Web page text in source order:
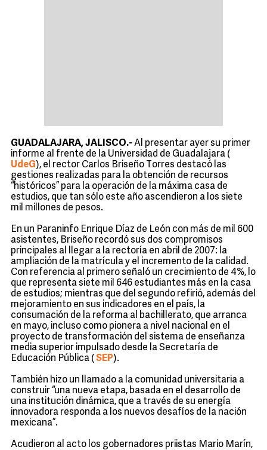
GUADALAJARA, JALISCO.- Al presentar ayer su primer
informe al frente de la Universidad de Guadalajara (
UdeG), el rector Carlos Briseño Torres destacó las
gestiones realizadas para la obtención de recursos
“históricos” para la operación de la máxima casa de
estudios, que tan sólo este año ascendieron a los siete
mil millones de pesos.
En un Paraninfo Enrique Díaz de León con más de mil 600
asistentes, Briseño recordó sus dos compromisos
principales al llegar a la rectoría en abril de 2007: la
ampliación de la matrícula y el incremento de la calidad.
Con referencia al primero señaló un crecimiento de 4%, lo
que representa siete mil 646 estudiantes más en la casa
de estudios; mientras que del segundo refirió, además del
mejoramiento en sus indicadores en el país, la
consumación de la reforma al bachillerato, que arranca
en mayo, incluso como pionera a nivel nacional en el
proyecto de transformación del sistema de enseñanza
media superior impulsado desde la Secretaría de
Educación Pública ( SEP).
También hizo un llamado a la comunidad universitaria a
construir “una nueva etapa, basada en el desarrollo de
una institución dinámica, que a través de su energía
innovadora responda a los nuevos desafíos de la nación
mexicana”.
Acudieron al acto los gobernadores priistas Mario Marín,